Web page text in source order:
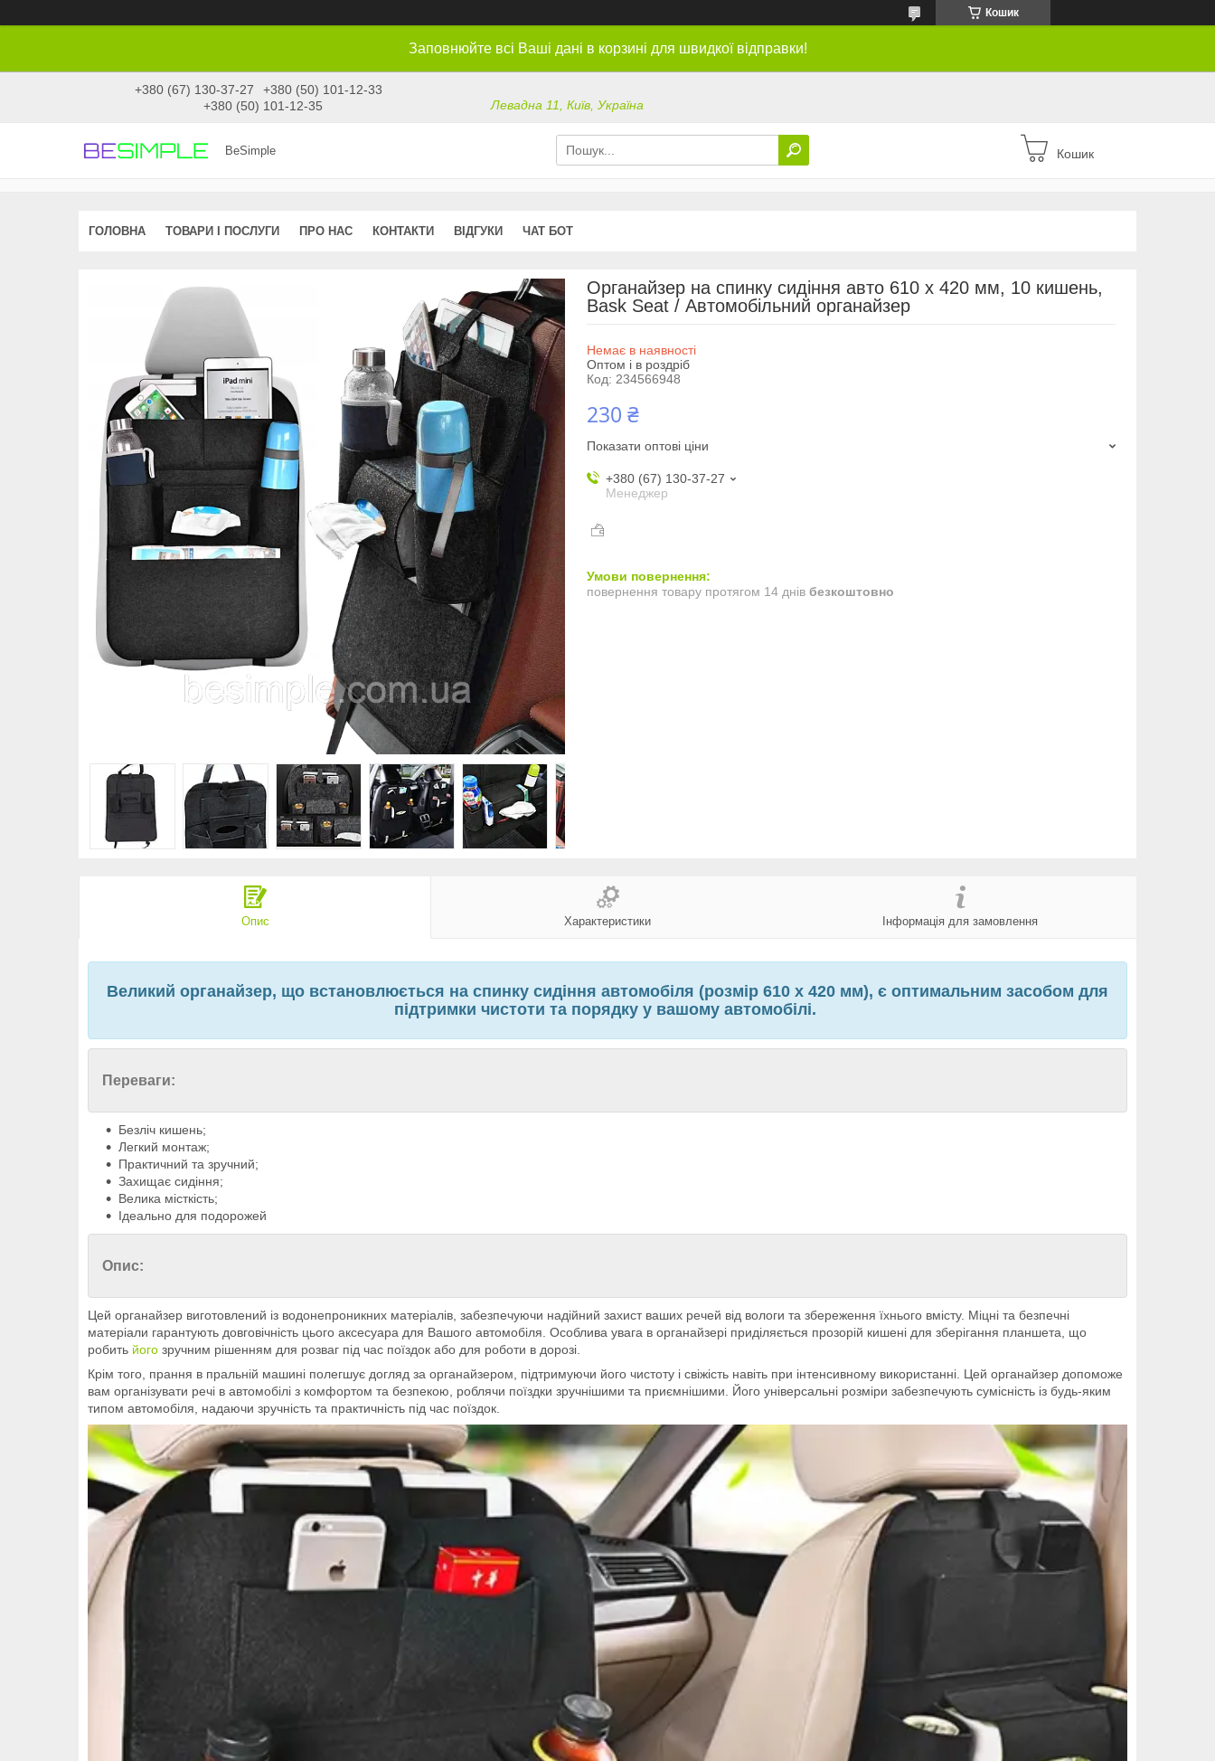
Кошик
Заповнюйте всі Ваші дані в корзині для швидкої відправки!
+380 (67) 130-37-27
+380 (50) 101-12-33
+380 (50) 101-12-35
Левадна 11, Київ, Україна
BeSimple Кошик
ГОЛОВНА ТОВАРИ І ПОСЛУГИ ПРО НАС КОНТАКТИ ВІДГУКИ ЧАТ БОТ
Органайзер на спинку сидіння авто 610 х 420 мм, 10 кишень,
Bask Seat / Автомобільний органайзер
Немає в наявності
Оптом і в роздріб
Код: 234566948
230 ₴
Показати оптові ціни
+380 (67) 130-37-27
Менеджер
повернення товару протягом 14 днів безкоштовно
Опис Характеристики Інформація для замовлення
Великий органайзер, що встановлюється на спинку сидіння автомобіля (розмір 610 х 420 мм), є оптимальним засобом для
підтримки чистоти та порядку у вашому автомобілі.
Переваги:
Безліч кишень;
Легкий монтаж;
Практичний та зручний;
Захищає сидіння;
Велика місткість;
Ідеально для подорожей
Опис:
Цей органайзер виготовлений із водонепроникних матеріалів, забезпечуючи надійний захист ваших речей від вологи та збереження їхнього вмісту. Міцні та безпечні
матеріали гарантують довговічність цього аксесуара для Вашого автомобіля. Особлива увага в органайзері приділяється прозорій кишені для зберігання планшета, що
робить його зручним рішенням для розваг під час поїздок або для роботи в дорозі.
Крім того, прання в пральній машині полегшує догляд за органайзером, підтримуючи його чистоту і свіжість навіть при інтенсивному використанні. Цей органайзер допоможе
вам організувати речі в автомобілі з комфортом та безпекою, роблячи поїздки зручнішими та приємнішими. Його універсальні розміри забезпечують сумісність із будь-яким
типом автомобіля, надаючи зручність та практичність під час поїздок.